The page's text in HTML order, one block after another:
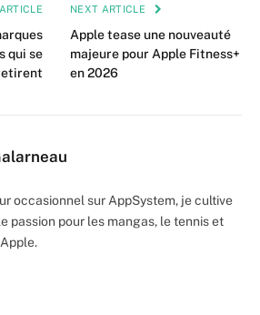
qui se
NEXT ARTICLE
Apple tease une nouveauté
majeure pour Apple Fitness+
en 2026
occasionnel sur AppSystem, je cultive
passion pour les mangas, le tennis et